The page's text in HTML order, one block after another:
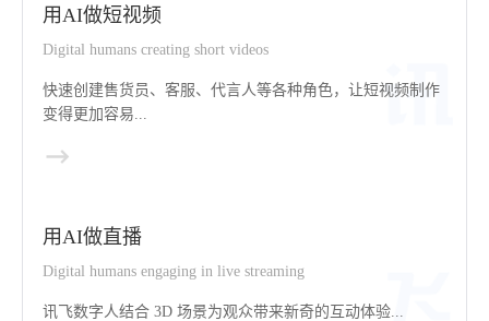
用AI做短视频
Digital humans creating short videos
快速创建售货员、客服、代言人等各种角色，让短视频制作
变得更加容易...
用AI做直播
Digital humans engaging in live streaming
讯飞数字人结合 3D 场景为观众带来新奇的互动体验...